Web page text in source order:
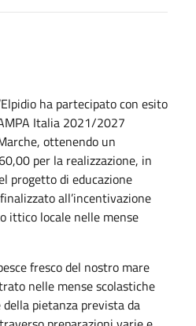
ha partecipato con esito
Italia 2021/2027
ottenendo un
per la realizzazione, in
progetto di educazione
all’incentivazione
ittico locale nelle mense
fresco del nostro mare
nelle mense scolastiche
pietanza prevista da